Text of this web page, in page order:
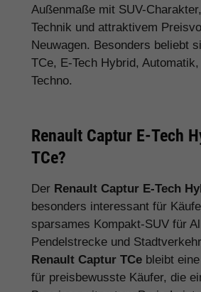
Außenmaße mit SUV-
Technik und attraktivem
Neuwagen. Besonders beliebt
TCe, E-Tech Hybrid,
Techno.
Renault Captur E-Tech
TCe?
Der Renault Captur E-Tech
besonders interessant für
sparsames Kompakt-SUV für
Pendelstrecke und
Renault Captur TCe bleibt
für preisbewusste Käufer, die